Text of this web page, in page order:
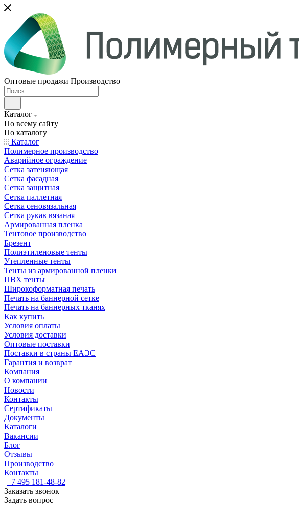
Оптовые продажи Производство
Каталог
По всему сайту
По каталогу
Каталог
Полимерное производство
Аварийное ограждение
Сетка затеняющая
Сетка фасадная
Сетка защитная
Сетка паллетная
Сетка сеновязальная
Сетка рукав вязаная
Армированная пленка
Тентовое производство
Брезент
Полиэтиленовые тенты
Утепленные тенты
Тенты из армированной пленки
ПВХ тенты
Широкоформатная печать
Печать на баннерной сетке
Печать на баннерных тканях
Как купить
Условия оплаты
Условия доставки
Оптовые поставки
Поставки в страны ЕАЭС
Гарантия и возврат
Компания
О компании
Новости
Контакты
Сертификаты
Документы
Каталоги
Вакансии
Блог
Отзывы
Производство
Контакты
+7 495 181-48-82
Заказать звонок
Задать вопрос